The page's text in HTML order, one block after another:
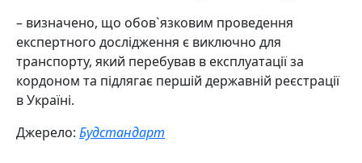
– визначено, що обов`язковим проведення
експертного дослідження є виключно для
транспорту, який перебував в експлуатації за
кордоном та підлягає першій державній реєстрації
в Україні.
Джерело: Будстандарт